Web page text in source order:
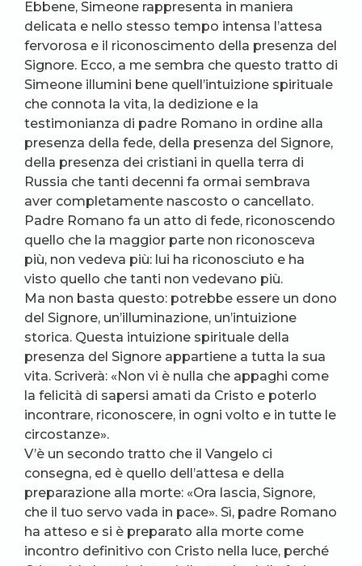
Ebbene, Simeone rappresenta in maniera
delicata e nello stesso tempo intensa l’attesa
fervorosa e il riconoscimento della presenza del
Signore. Ecco, a me sembra che questo tratto di
Simeone illumini bene quell’intuizione spirituale
che connota la vita, la dedizione e la
testimonianza di padre Romano in ordine alla
presenza della fede, della presenza del Signore,
della presenza dei cristiani in quella terra di
Russia che tanti decenni fa ormai sembrava
aver completamente nascosto o cancellato.
Padre Romano fa un atto di fede, riconoscendo
quello che la maggior parte non riconosceva
più, non vedeva più: lui ha riconosciuto e ha
visto quello che tanti non vedevano più.
Ma non basta questo: potrebbe essere un dono
del Signore, un’illuminazione, un’intuizione
storica. Questa intuizione spirituale della
presenza del Signore appartiene a tutta la sua
vita. Scriverà: «Non vi è nulla che appaghi come
la felicità di sapersi amati da Cristo e poterlo
incontrare, riconoscere, in ogni volto e in tutte le
circostanze».
V’è un secondo tratto che il Vangelo ci
consegna, ed è quello dell’attesa e della
preparazione alla morte: «Ora lascia, Signore,
che il tuo servo vada in pace». Sì, padre Romano
ha atteso e si è preparato alla morte come
incontro definitivo con Cristo nella luce, perché